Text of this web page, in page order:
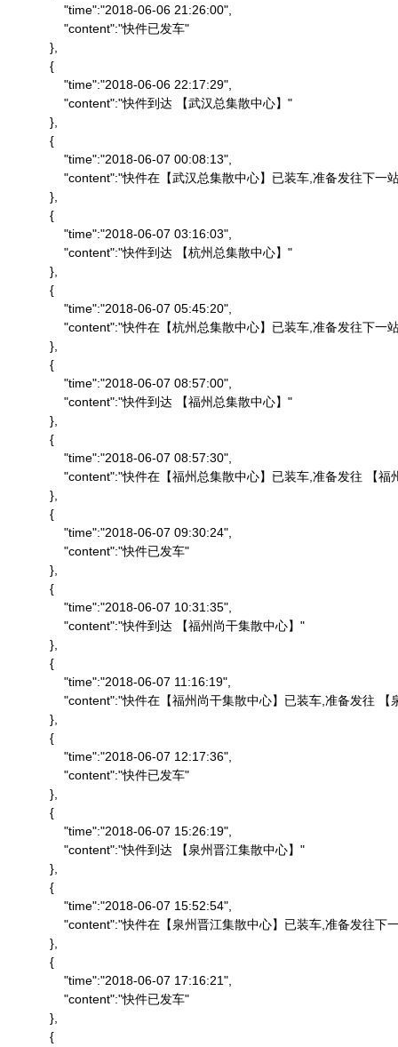
                "time":"2018-06-06 21:26:00",
                "content":"快件已发车"
            },
            {
                "time":"2018-06-06 22:17:29",
                "content":"快件到达 【武汉总集散中心】"
            },
            {
                "time":"2018-06-07 00:08:13",
"content":"快件在【武汉总集散中心】已装车,准备发往下一
            },
            {
                "time":"2018-06-07 03:16:03",
                "content":"快件到达 【杭州总集散中心】"
            },
            {
                "time":"2018-06-07 05:45:20",
"content":"快件在【杭州总集散中心】已装车,准备发往下一
            },
            {
                "time":"2018-06-07 08:57:00",
                "content":"快件到达 【福州总集散中心】"
            },
            {
                "time":"2018-06-07 08:57:30",
"content":"快件在【福州总集散中心】已装车,准备发往 【
            },
            {
                "time":"2018-06-07 09:30:24",
                "content":"快件已发车"
            },
            {
                "time":"2018-06-07 10:31:35",
                "content":"快件到达 【福州尚干集散中心】"
            },
            {
                "time":"2018-06-07 11:16:19",
"content":"快件在【福州尚干集散中心】已装车,准备发往
            },
            {
                "time":"2018-06-07 12:17:36",
                "content":"快件已发车"
            },
            {
                "time":"2018-06-07 15:26:19",
                "content":"快件到达 【泉州晋江集散中心】"
            },
            {
                "time":"2018-06-07 15:52:54",
"content":"快件在【泉州晋江集散中心】已装车,准备发往下
            },
            {
                "time":"2018-06-07 17:16:21",
                "content":"快件已发车"
            },
            {